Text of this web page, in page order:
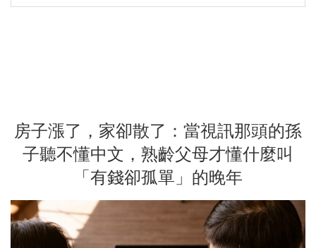
房子漲了，家卻散了：當視訊那頭的孫
子聽不懂中文，熟齡父母才懂什麼叫
「有錢卻孤單」的晚年